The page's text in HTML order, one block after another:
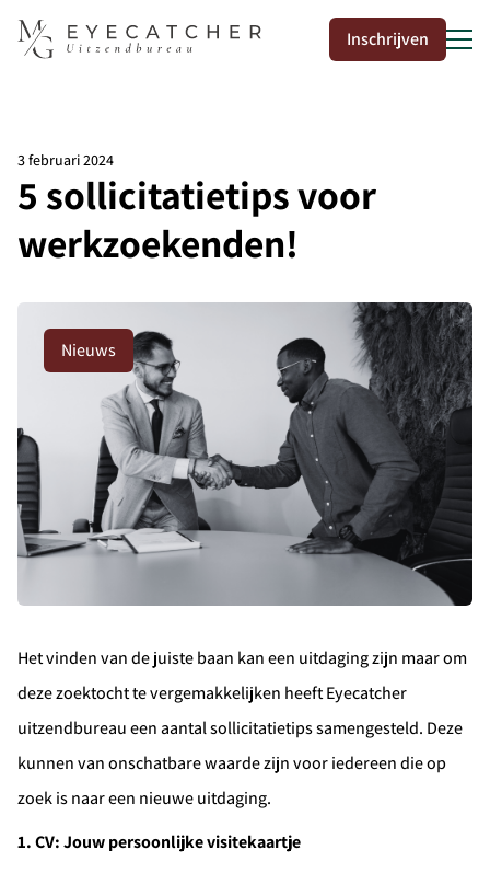
Inschrijven
50
3 februari 2024
5 sollicitatietips voor
werkzoekenden!
Nieuws
Het vinden van de juiste baan kan een uitdaging zijn maar om
deze zoektocht te vergemakkelijken heeft Eyecatcher
uitzendbureau een aantal sollicitatietips samengesteld. Deze
kunnen van onschatbare waarde zijn voor iedereen die op
zoek is naar een nieuwe uitdaging.
1. CV: Jouw persoonlijke visitekaartje